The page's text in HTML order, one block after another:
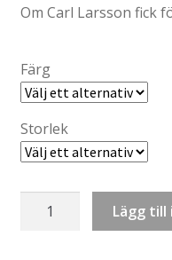
Om Carl Larsson fick
Färg
Storlek
shirt:
Lägg till